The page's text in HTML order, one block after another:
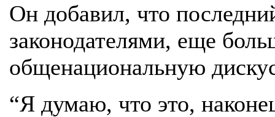
Он добавил, что
законодателями, еще
общенациональную
“Я думаю, что это,